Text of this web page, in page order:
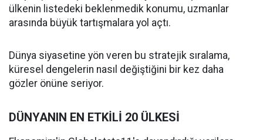
ülkenin listedeki beklenmedik konumu, uzmanlar
arasında büyük tartışmalara yol açtı.
Dünya siyasetine yön veren bu stratejik sıralama,
küresel dengelerin nasıl değiştiğini bir kez daha
gözler önüne seriyor.
DÜNYANIN EN ETKİLİ 20 ÜLKESİ